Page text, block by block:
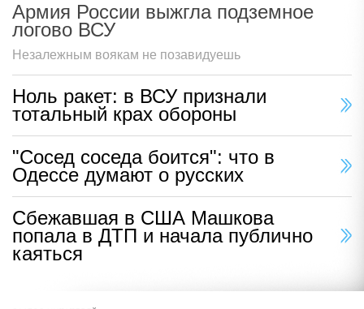
Армия России выжгла подземное
логово ВСУ
Незалежным воякам не позавидуешь
Ноль ракет: в ВСУ признали
тотальный крах обороны
"Сосед соседа боится": что в
Одессе думают о русских
Сбежавшая в США Машкова
попала в ДТП и начала публично
каяться